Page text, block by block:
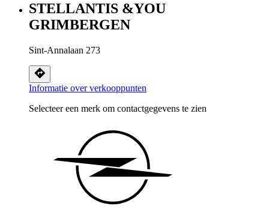
STELLANTIS &YOU
GRIMBERGEN
Sint-Annalaan 273
Informatie over verkooppunten
Selecteer een merk om contactgegevens te zien